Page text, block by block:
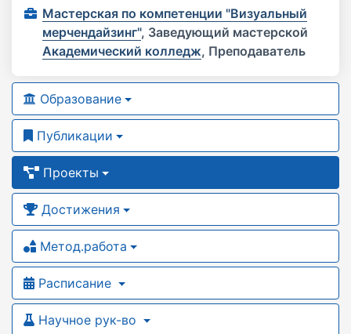
Мастерская по компетенции "Визуальный
мерчендайзинг", Заведующий мастерской
Академический колледж, Преподаватель
Образование
Публикации
Проекты
Достижения
Метод.работа
Расписание
Научное рук-во